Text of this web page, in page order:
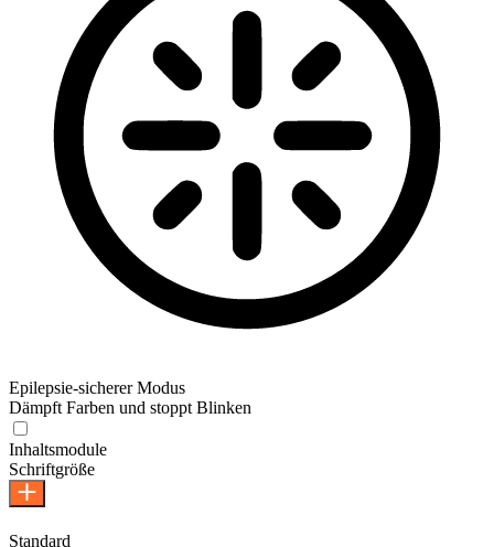
Epilepsie-sicherer Modus
Dämpft Farben und stoppt Blinken
Inhaltsmodule
Schriftgröße
Standard